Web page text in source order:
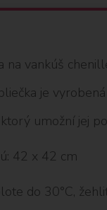
na vankúš
je
umožní jej
42 x 42 cm
do 30°C,